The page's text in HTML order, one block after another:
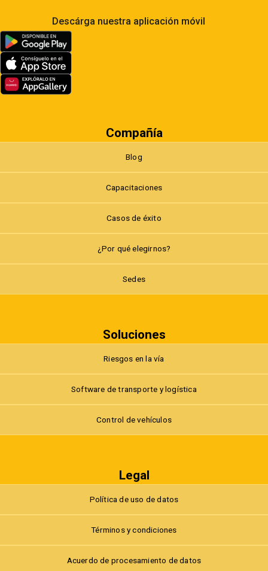
Descárga nuestra aplicación móvil
Compañía
Blog
Capacitaciones
Casos de éxito
¿Por qué elegirnos?
Sedes
Soluciones
Riesgos en la vía
Software de transporte y logística
Control de vehículos
Legal
Política de uso de datos
Términos y condiciones
Acuerdo de procesamiento de datos